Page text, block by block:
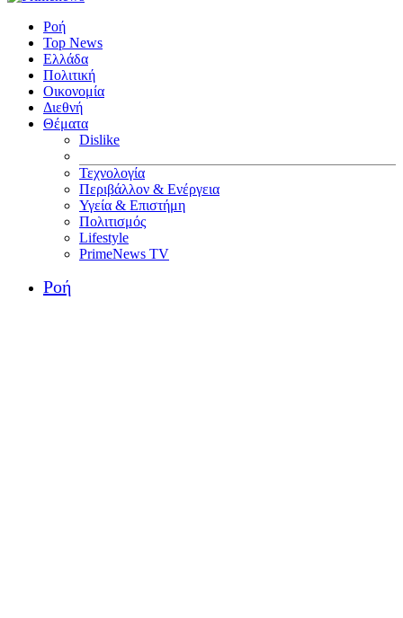
Ροή
Top News
Ελλάδα
Πολιτική
Οικονομία
Διεθνή
Θέματα
Dislike
Τεχνολογία
Περιβάλλον & Ενέργεια
Υγεία & Επιστήμη
Πολιτισμός
Lifestyle
PrimeNews TV
Ροή